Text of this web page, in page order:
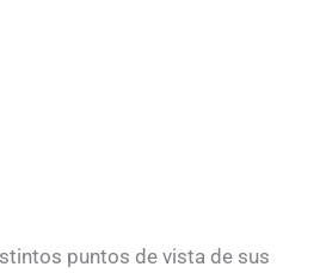
puntos de vista de sus